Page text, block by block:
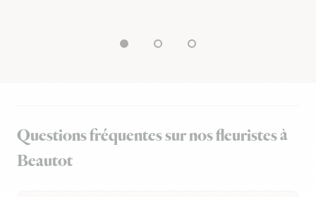
Questions fréquentes sur nos fleuristes à
Beautot